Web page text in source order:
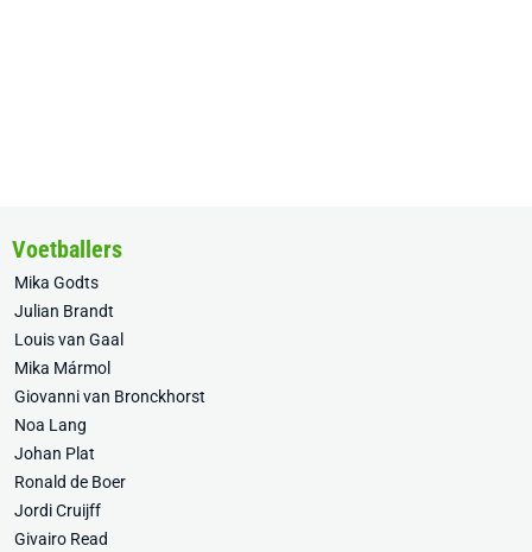
Voetballers
Mika Godts
Julian Brandt
Louis van Gaal
Mika Mármol
Giovanni van Bronckhorst
Noa Lang
Johan Plat
Ronald de Boer
Jordi Cruijff
Givairo Read